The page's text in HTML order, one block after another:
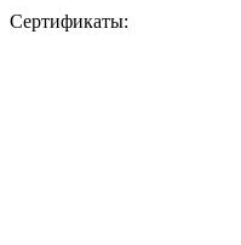
Сертификаты: